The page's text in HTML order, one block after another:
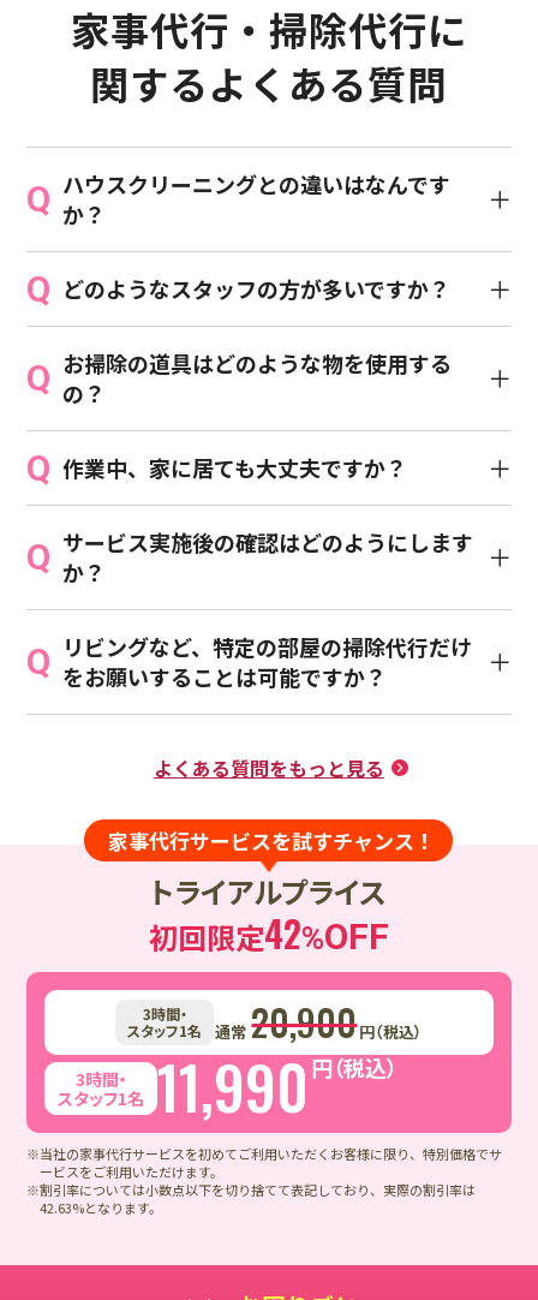
家事代行・掃除代行に
関するよくある質問
ハウスクリーニングとの違いはなんです
か？
どのようなスタッフの方が多いですか？
お掃除の道具はどのような物を使用する
の？
作業中、家に居ても大丈夫ですか？
サービス実施後の確認はどのようにします
か？
リビングなど、特定の部屋の掃除代行だけ
をお願いすることは可能ですか？
よくある質問をもっと見る
家事代行サービスを試すチャンス！
トライアルプライス
初回限定42%OFF
3時間・
スタッフ1名
通常 20,900円（税込）
3時間・
スタッフ1名
11,990円（税込）
※当社の家事代行サービスを初めてご利用いただくお客様に限り、特別価格でサ
ービスをご利用いただけます。
※割引率については小数点以下を切り捨てて表記しており、実際の割引率は
42.63%となります。